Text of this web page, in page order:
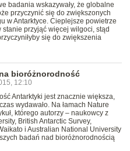
badania wskazywały, że globalne
przyczynić się do zwiększonych
w Antarktyce. Cieplejsze powietrze
stanie przyjąć więcej wilgoci, stąd
się do zwiększenia
bioróżnorodność
12:10
Antarktyki jest znacznie większa,
wydawało. Na łamach Nature
którego autorzy – naukowcy z
British Antarctic Survey,
i Australian National University
badań nad bioróżnorodnością